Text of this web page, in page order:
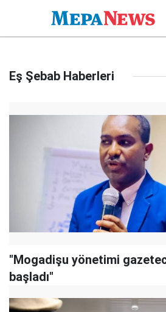
Eş Şebab Haberleri
"Mogadişu yönetimi
başladı"